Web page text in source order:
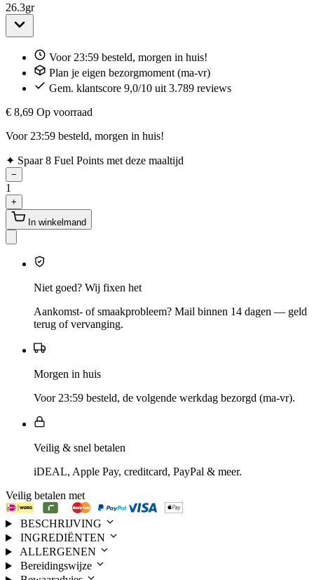
26.3gr
Voor 23:59 besteld, morgen in huis!
Plan je eigen bezorgmoment (ma-vr)
Gem. klantscore 9,0/10 uit 3.789 reviews
€ 8,69 Op voorraad
Voor 23:59 besteld, morgen in huis!
✦ Spaar 8 Fuel Points met deze maaltijd
−
1
+
In winkelmand
Niet goed? Wij fixen het
Aankomst- of smaakprobleem? Mail binnen 14 dagen — geld
terug of vervanging.
Morgen in huis
Voor 23:59 besteld, de volgende werkdag bezorgd (ma-vr).
Veilig & snel betalen
iDEAL, Apple Pay, creditcard, PayPal & meer.
Veilig betalen met
BESCHRIJVING
INGREDIËNTEN
ALLERGENEN
Bereidingswijze